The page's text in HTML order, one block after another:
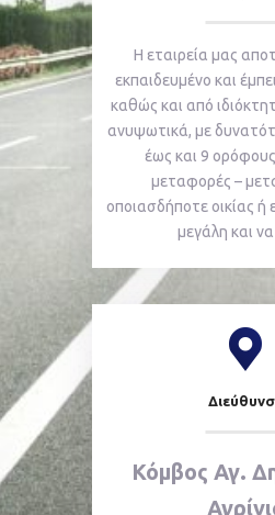
Η εταιρεία μας
εκπαιδευμένο και
καθώς και από
ανυψωτικά, με
έως και 9
μεταφορές –
οποιασδήποτε οικίας ή
μεγάλη και να
Κόμβος Αγ.